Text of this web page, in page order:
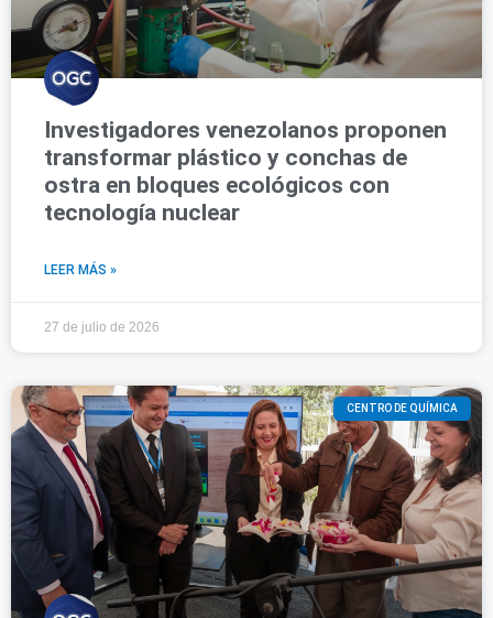
Investigadores venezolanos proponen
transformar plástico y conchas de
ostra en bloques ecológicos con
tecnología nuclear
LEER MÁS »
27 de julio de 2026
CENTRO DE QUÍMICA